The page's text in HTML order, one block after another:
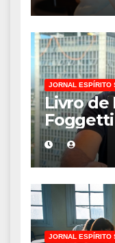
JORNAL ESPÍRITO
Livro de
desafios
aos 120
JORNAL ESPÍRITO